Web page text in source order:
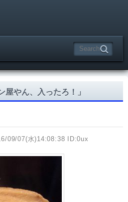
屋やん、入ったろ！」
09/07(水)14:08:38 ID:0ux